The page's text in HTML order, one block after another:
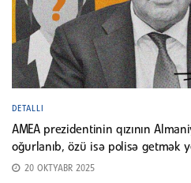
DETALLI
AMEA prezidentinin qızının
oğurlanıb, özü isə polisə getmək
20 OKTYABR 2025